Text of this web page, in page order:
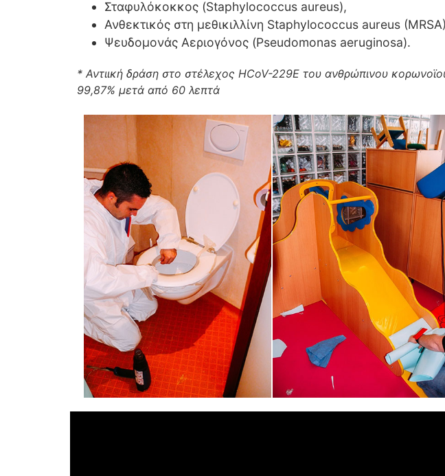
Σταφυλόκοκκος (Staphylococcus aureus),
Ανθεκτικός στη μεθικιλλίνη Staphylococcus aureus
Ψευδομονάς Αεριογόνος (Pseudomonas aeruginosa).
* Αντιική δράση στο στέλεχος HCoV-229E του ανθρώπινου
99,87% μετά από 60 λεπτά